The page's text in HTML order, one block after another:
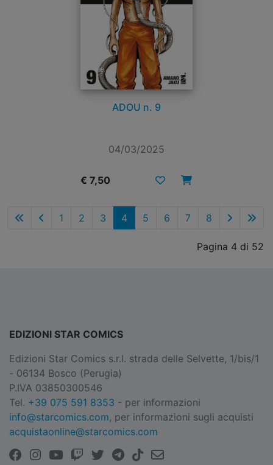
ADOU n. 9
04/03/2025
€ 7,50
1 2 3 4 5 6 7 8
Pagina 4 di 52
EDIZIONI STAR COMICS
Edizioni Star Comics s.r.l. strada delle Selvette, 1/bis/1
- 06134 Bosco (Perugia)
P.IVA 03850300546
Tel. +39 075 591 8353 - per informazioni
info@starcomics.com, per informazioni sugli acquisti
acquistaonline@starcomics.com